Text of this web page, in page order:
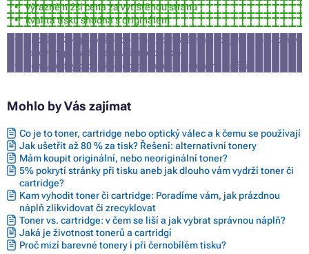
výrazně nižší cena za vytištěnou stranu
kvalita tisku shodná s originálem
přibližně 3% pravděpodobnost, že tiskárna nepříjme tuto náplň (v
takovém případě Vám vrátíme peníze)
není vhodný pro tisk fotografií a reklamních materiálů
Mohlo by Vás zajímat
Co je to toner, cartridge nebo optický válec a k čemu se používají
Jak ušetřit až 80 % za tisk? Řešení: alternativní tonery
Mám koupit originální, nebo neoriginální toner?
5% pokrytí stránky při tisku aneb jak dlouho vám vydrží toner či
cartridge?
Kam vyhodit toner či cartridge: Poradíme vám, jak prázdnou
náplň zlikvidovat či zrecyklovat
Toner vs. cartridge: v čem se liší a jak vybrat správnou náplň?
Jaká je životnost tonerů a cartridgí
Proč mizí barevné tonery i při černobílém tisku?